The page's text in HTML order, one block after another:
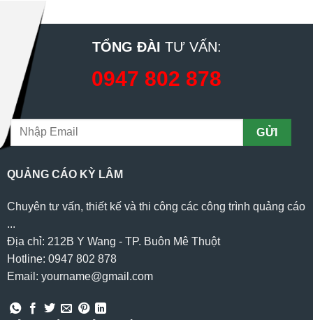
TỔNG ĐÀI TƯ VẤN:
0947 802 878
QUẢNG CÁO KỲ LÂM
Chuyên tư vấn, thiết kế và thi công các công trình quảng cáo
...
Địa chỉ: 212B Y Wang - TP. Buôn Mê Thuột
Hotline: 0947 802 878
Email: yourname@gmail.com